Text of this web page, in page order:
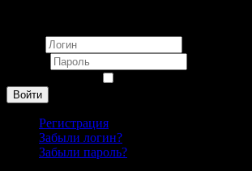
Войти
Регистрация
Забыли логин?
Забыли пароль?